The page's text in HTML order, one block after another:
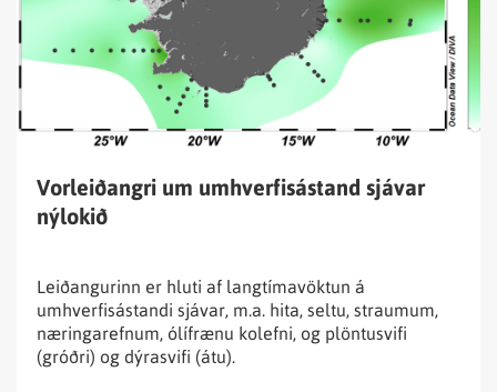
Vorleiðangri um umhverfisástand sjávar
nýlokið
Leiðangurinn er hluti af langtímavöktun á
umhverfisástandi sjávar, m.a. hita, seltu, straumum,
næringarefnum, ólífrænu kolefni, og plöntusvifi
(gróðri) og dýrasvifi (átu).
sjávar
nýlokið